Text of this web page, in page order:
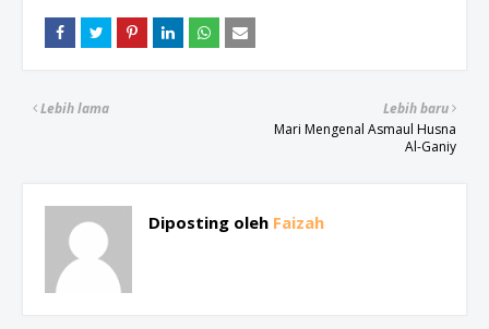
Lebih baru
Mari Mengenal Asmaul Husna
Al-Ganiy
Lebih lama
Diposting oleh Faizah